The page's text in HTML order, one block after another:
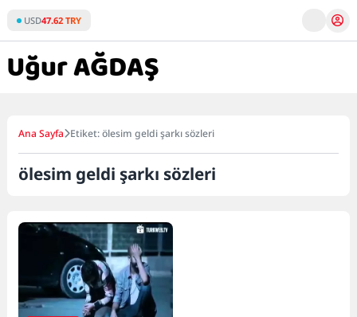
content
USD47.62 TRY
Ana Sayfa Etiket: ölesim geldi şarkı sözleri
ölesim geldi şarkı sözleri